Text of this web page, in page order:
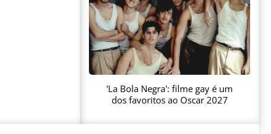
'La Bola Negra': filme gay é um
dos favoritos ao Oscar 2027